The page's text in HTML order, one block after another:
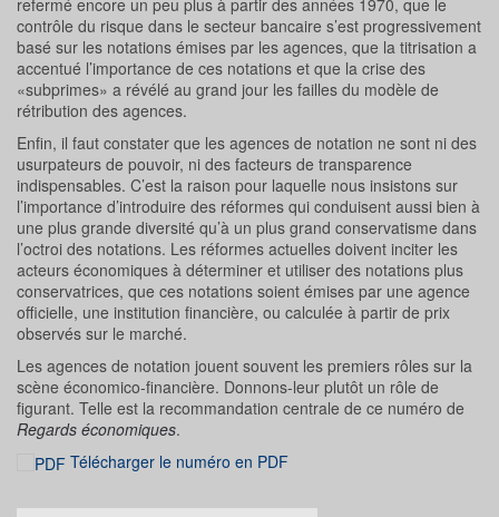
refermé encore un peu plus à partir des années 1970, que le
contrôle du risque dans le secteur bancaire s’est progressivement
basé sur les notations émises par les agences, que la titrisation a
accentué l’importance de ces notations et que la crise des
«subprimes» a révélé au grand jour les failles du modèle de
rétribution des agences.
Enfin, il faut constater que les agences de notation ne sont ni des
usurpateurs de pouvoir, ni des facteurs de transparence
indispensables. C’est la raison pour laquelle nous insistons sur
l’importance d’introduire des réformes qui conduisent aussi bien à
une plus grande diversité qu’à un plus grand conservatisme dans
l’octroi des notations. Les réformes actuelles doivent inciter les
acteurs économiques à déterminer et utiliser des notations plus
conservatrices, que ces notations soient émises par une agence
officielle, une institution financière, ou calculée à partir de prix
observés sur le marché.
Les agences de notation jouent souvent les premiers rôles sur la
scène économico-financière. Donnons-leur plutôt un rôle de
figurant. Telle est la recommandation centrale de ce numéro de
Regards économiques.
Télécharger le numéro en PDF